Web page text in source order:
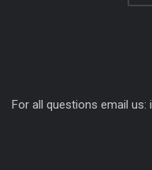
For all questions email us: